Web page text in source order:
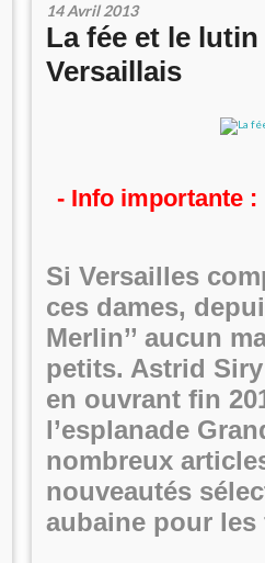
14 Avril 2013
La fée et le
Versaillais
- Info importante
Si Versailles
ces dames,
Merlin’’ aucun
petits. Astrid
en ouvrant fin
l’esplanade
nombreux
nouveautés
aubaine pour